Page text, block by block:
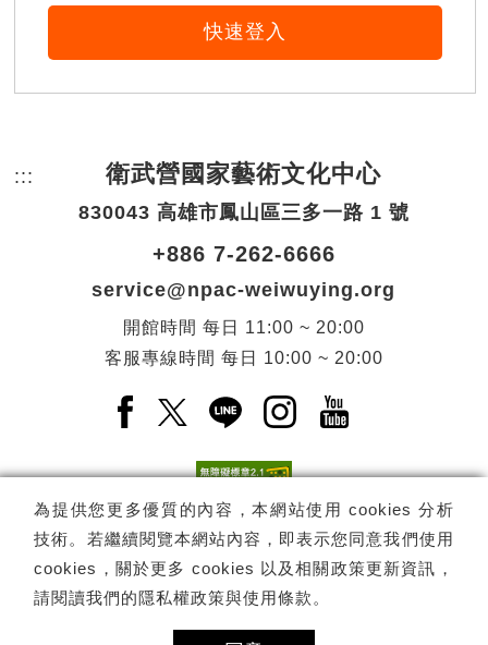
快速登入
為提供您更多優質的內容，本網站使用 cookies 分析
技術。若繼續閱覽本網站內容，即表示您同意我們使用
cookies，關於更多 cookies 以及相關政策更新資訊，
請閱讀我們的隱私權政策與使用條款 。
::: 頁尾網站資訊。
衛武營國家藝術文化中心
830043 高雄市鳳山區三多一路 1 號
+886 7-262-6666
service@npac-weiwuying.org
開館時間 每日
11:00 ~ 20:00
客服專線時間 每日 10:00 ~ 20:00
Facebook(另開新視窗)
X(另開新視窗)
LINE(另開新視窗)
Instagram(另開新視
YouTube(另開
電子報訂閱 訂閱
Copyright © 國家表演藝術中心 -衛武營國家藝術文化中心